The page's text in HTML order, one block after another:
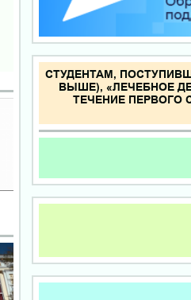
СТУДЕНТАМ,
ВЫШЕ), «ЛЕЧЕБНОЕ
ТЕЧЕНИЕ ПЕРВОГО